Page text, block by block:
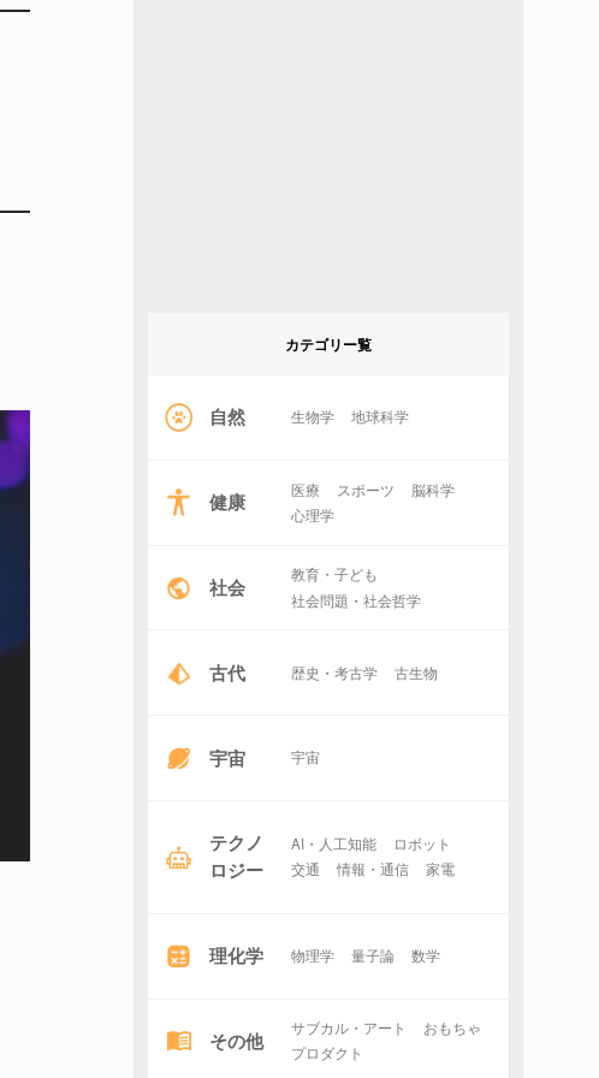
カテゴリー覧
自然 生物学 地球科学
健康 医療 スポーツ
脳科学
心理学
社会
教育・子ども
社会問題・社会哲学
古代 歴史・考古学 古生物
宇宙 宇宙
テクノ
ロジー
AI・人工知能
ロボット
交通
情報・通信 家電
理化学 物理学 量子論 数学
その他 サブカル・アート
おもちゃ
プロダクト